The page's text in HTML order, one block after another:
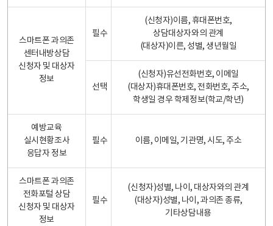
스마트폰 과의존
센터내방상담
신청자 및 대상자
정보
필수
(신청자)이름, 휴대폰번호,
상담대상자와의 관계
(대상자)이른, 성별, 생년월일
선택
(신청자)유선전화번호, 이메일
(대상자)휴대폰번호, 전화번호, 주소,
학생일 경우 학제정보(학교/학년)
예방교육
실시현황조사
응답자 정보
필수 이름, 이메일, 기관명, 시도, 주소
스마트폰 과의존
전화포털 상담
신청자 및 대상자
정보
필수
(신청자)성별, 나이, 대상자와의 관계
(대상자)성별, 나이, 과의존 종류,
기타상담내용